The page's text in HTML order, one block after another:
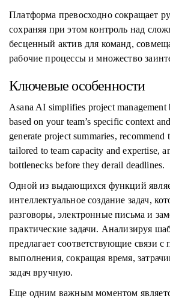
Платформа превосходно сокращает
сохраняя при этом контроль над
бесценный актив для команд,
рабочие процессы и множество
Ключевые особенности
Asana AI simplifies project management
based on your team’s specific context
generate project summaries, recommend
tailored to team capacity and expertise,
bottlenecks before they derail deadlines.
Одной из выдающихся функций
интеллектуальное создание задач,
разговоры, электронные письма и
практические задачи. Анализируя
предлагает соответствующие связи с
выполнения, сокращая время,
задач вручную.
Еще одним важным моментом